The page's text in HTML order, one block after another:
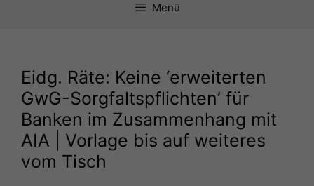
Menü
Eidg. Räte: Keine ‘erweiterten
GwG-Sorgfaltspflichten’ für
Banken im Zusammenhang mit
AIA | Vorlage bis auf weiteres
vom Tisch